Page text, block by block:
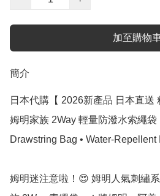
加至購物
簡介
日本代購【 2026新產品 日本直送
姆明家族 2Way 輕量防潑水索繩袋
Drawstring Bag • Water-Repellent
姆明迷注意啦！😍 姆明人氣刺繡